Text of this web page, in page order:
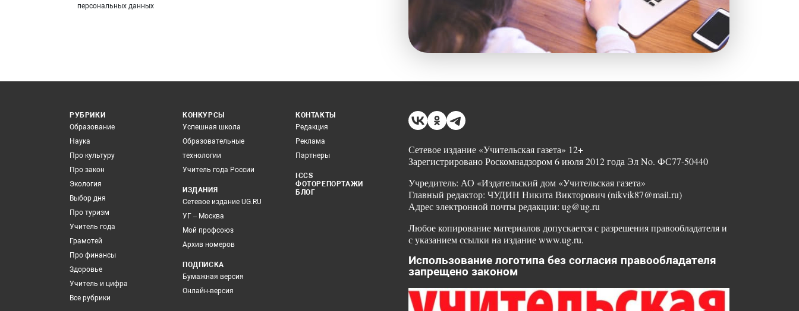
персональных данных
РУБРИКИ
Образование
Наука
Про культуру
Про закон
Экология
Выбор дня
Про туризм
Учитель года
Грамотей
Про финансы
Здоровье
Учитель и цифра
Все рубрики
КОНКУРСЫ
Успешная школа
Образовательные
технологии
Учитель года России
ИЗДАНИЯ
Сетевое издание UG.RU
УГ – Москва
Мой профсоюз
Архив номеров
ПОДПИСКА
Бумажная версия
Онлайн-версия
КОНТАКТЫ
Редакция
Реклама
Партнеры
ICCS
ФОТОРЕПОРТАЖИ
БЛОГ
Сетевое издание «Учительская газета» 12+
Зарегистрировано Роскомнадзором 6 июля 2012 года Эл No. ФС77-50440
Учредитель: АО «Издательский дом «Учительская газета»
Главный редактор: ЧУДИН Никита Викторович (nikvik87@mail.ru)
Адрес электронной почты редакции: ug@ug.ru
Любое копирование материалов допускается с разрешения правообладателя и
с указанием ссылки на издание www.ug.ru.
Использование логотипа без согласия правообладателя
запрещено законом